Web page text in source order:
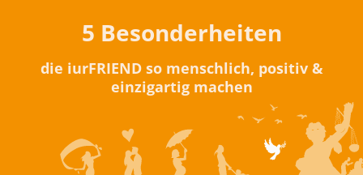
5 Besonderheiten
die iurFRIEND so menschlich, positiv &
einzigartig machen